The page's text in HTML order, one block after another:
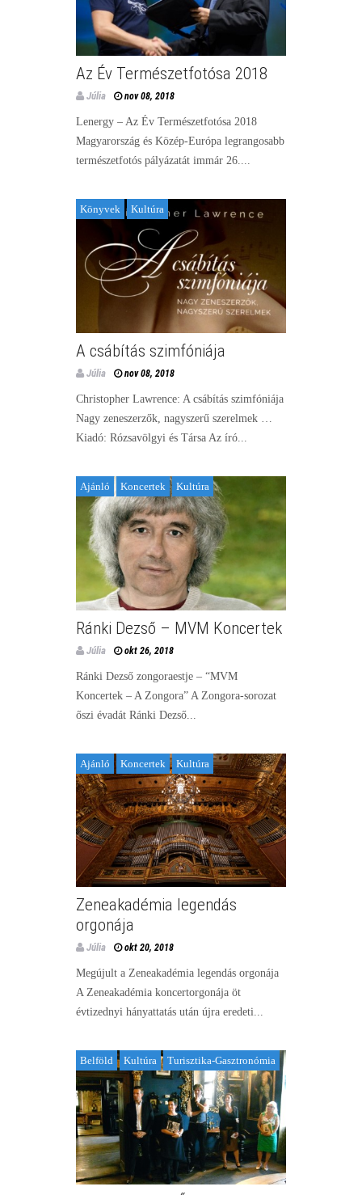
Az Év Természetfotósa 2018
Júlia nov 08, 2018
Lenergy – Az Év Természetfotósa 2018
Magyarország és Közép-Európa legrangosabb
természetfotós pályázatát immár 26....
Könyvek Kultúra
A csábítás szimfóniája
Júlia nov 08, 2018
Christopher Lawrence: A csábítás szimfóniája
Nagy zeneszerzők, nagyszerű szerelmek …
Kiadó: Rózsavölgyi és Társa Az író...
Ajánló Koncertek Kultúra
Ránki Dezső – MVM Koncertek
Júlia okt 26, 2018
Ránki Dezső zongoraestje – “MVM
Koncertek – A Zongora” A Zongora-sorozat
őszi évadát Ránki Dezső...
Ajánló Koncertek Kultúra
Zeneakadémia legendás
orgonája
Júlia okt 20, 2018
Megújult a Zeneakadémia legendás orgonája
A Zeneakadémia koncertorgonája öt
évtizednyi hányattatás után újra eredeti...
Belföld Kultúra Turisztika-Gasztronómia